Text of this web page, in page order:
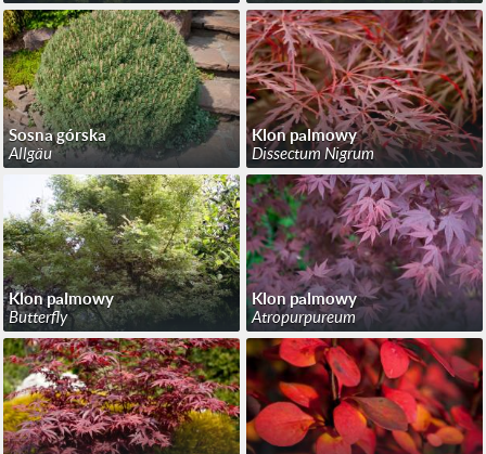
Sosna górska
Allgäu
Klon palmowy
Dissectum Nigrum
Klon palmowy
Butterfly
Klon palmowy
Atropurpureum